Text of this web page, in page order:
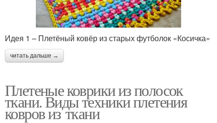
Идея 1 – Плетёный ковёр из старых футболок «Косичка»
читать дальше →
Плетеные коврики из полосок
ткани. Виды техники плетения
ковров из ткани